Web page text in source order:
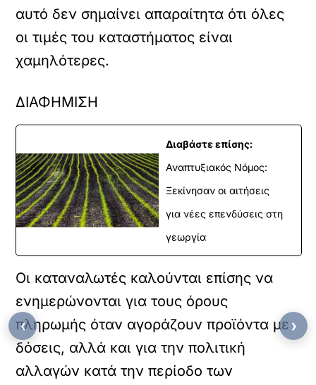
αυτό δεν σημαίνει απαραίτητα ότι όλες
οι τιμές του καταστήματος είναι
χαμηλότερες.
ΔΙΑΦΗΜΙΣΗ
Διαβάστε επίσης:
Αναπτυξιακός Νόμος:
Ξεκίνησαν οι αιτήσεις
για νέες επενδύσεις στη
γεωργία
Οι καταναλωτές καλούνται επίσης να
ενημερώνονται για τους όρους
πληρωμής όταν αγοράζουν προϊόντα με
δόσεις, αλλά και για την πολιτική
αλλαγών κατά την περίοδο των
‹ ›